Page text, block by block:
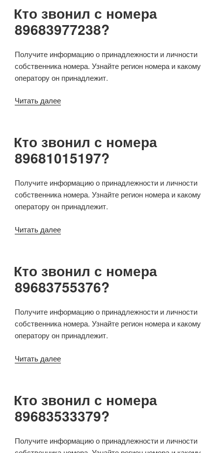
Кто звонил с номера
89683977238?
Получите информацию о принадлежности и личности
собственника номера. Узнайте регион номера и какому
оператору он принадлежит.
Читать далее
Кто звонил с номера
89681015197?
Получите информацию о принадлежности и личности
собственника номера. Узнайте регион номера и какому
оператору он принадлежит.
Читать далее
Кто звонил с номера
89683755376?
Получите информацию о принадлежности и личности
собственника номера. Узнайте регион номера и какому
оператору он принадлежит.
Читать далее
Кто звонил с номера
89683533379?
Получите информацию о принадлежности и личности